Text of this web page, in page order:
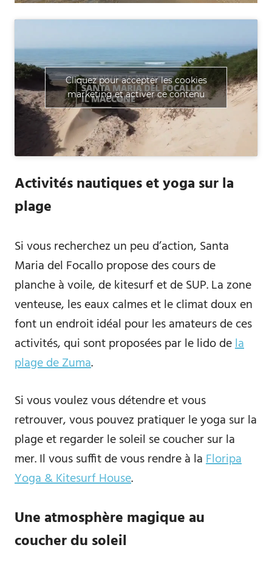
Cliquez pour accepter les cookies
marketing et activer ce contenu
Activités nautiques et yoga sur la
plage
Si vous recherchez un peu d’action, Santa
Maria del Focallo propose des cours de
planche à voile, de kitesurf et de SUP. La zone
venteuse, les eaux calmes et le climat doux en
font un endroit idéal pour les amateurs de ces
activités, qui sont proposées par le lido dela
plage de Zuma.
Si vous voulez vous détendre et vous
retrouver, vous pouvez pratiquer le yoga sur la
plage et regarder le soleil se coucher sur la
mer. Il vous suffit de vous rendre à laFloripa
Yoga & Kitesurf House.
Une atmosphère magique au
coucher du soleil